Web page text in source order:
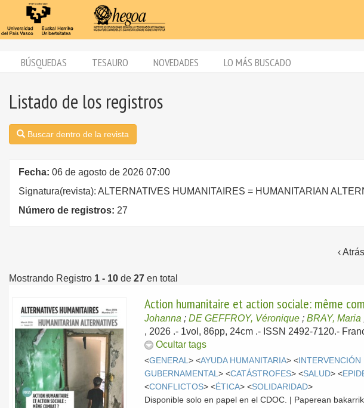
BÚSQUEDAS TESAURO NOVEDADES LO MÁS BUSCADO
Listado de los registros
Buscar dentro de la revista
Fecha: 06 de agosto de 2026 07:00
Signatura(revista): ALTERNATIVES HUMANITAIRES = HUMANITARIAN
Número de registros: 27
‹ Atrás
Mostrando Registro 1 - 10 de 27 en total
Action humanitaire et action sociale: même
Johanna ;DE GEFFROY, Véronique ;BRAY, Maria
, 2026 .- 1vol, 86pp, 24cm .- ISSN 2492-7120.-
Ocultar tags
<GENERAL> <AYUDA HUMANITARIA> <INTERVENCIÓN
GUBERNAMENTAL> <CATÁSTROFES> <SALUD> <
<CONFLICTOS> <ÉTICA> <SOLIDARIDAD>
Disponible solo en papel en el CDOC. | Paperean